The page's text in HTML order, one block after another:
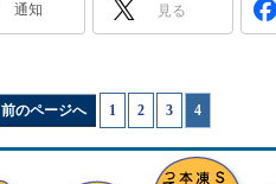
通知 見る
前のページへ 1 2 3 4